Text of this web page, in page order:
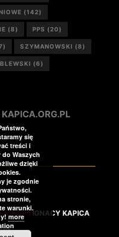
(142)
(8) PPS (20)
SZYMANOWSKI (8)
(6)
IGNACY KAPICA
się
treści i
Waszych
dzięki
je zgodnie
stronie,
warunki.
more